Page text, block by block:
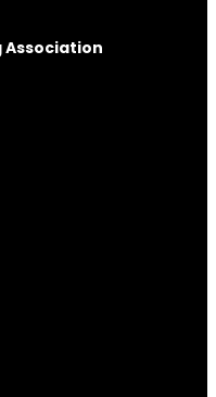
Association